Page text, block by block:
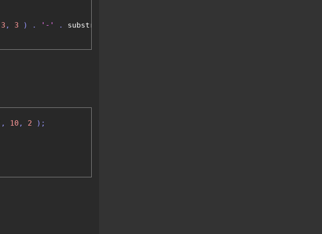
3 , 3 ) . '-' . substr
, 10 , 2 );